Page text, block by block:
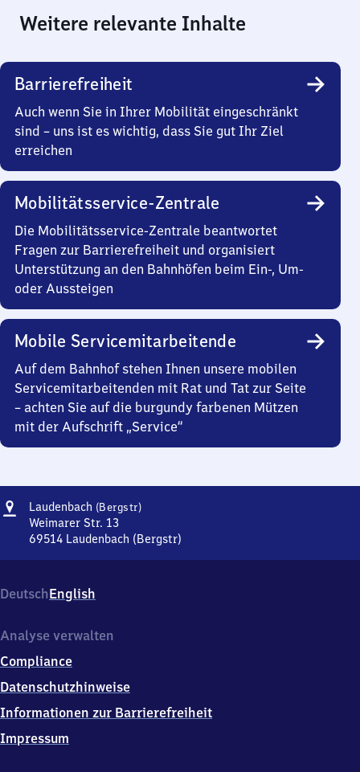
Weitere relevante Inhalte
Barrierefreiheit
Auch wenn Sie in Ihrer Mobilität eingeschränkt
sind – uns ist es wichtig, dass Sie gut Ihr Ziel
erreichen
Mobilitätsservice-Zentrale
Die Mobilitätsservice-Zentrale beantwortet
Fragen zur Barrierefreiheit und organisiert
Unterstützung an den Bahnhöfen beim Ein-, Um-
oder Aussteigen
Mobile Servicemitarbeitende
Auf dem Bahnhof stehen Ihnen unsere mobilen
Servicemitarbeitenden mit Rat und Tat zur Seite
– achten Sie auf die burgundy farbenen Mützen
mit der Aufschrift „Service“
Adresse
Laudenbach (Bergstr)Laudenbach
Weimarer Str. 13
69514 Laudenbach (Bergstr)
Weimarer
Str.
6
5
1
Laudenbach
(Bergstr)
DeutschEnglish
Analyse verwalten
Compliance
Datenschutzhinweise
Informationen zur Barrierefreiheit
Impressum